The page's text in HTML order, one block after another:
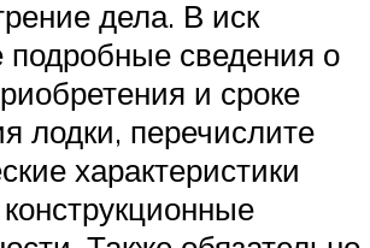
дела. В иск
подробные сведения о
и сроке
лодки, перечислите
характеристики